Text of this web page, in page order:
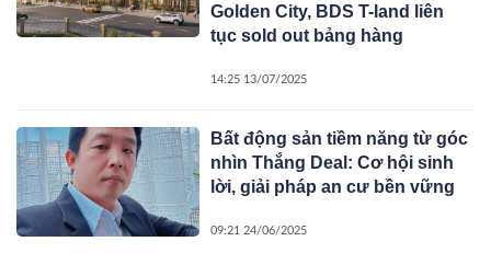
Golden City, BDS T-land liên
tục sold out bảng hàng
14:25 13/07/2025
Bất động sản tiềm năng từ góc
nhìn Thắng Deal: Cơ hội sinh
lời, giải pháp an cư bền vững
09:21 24/06/2025